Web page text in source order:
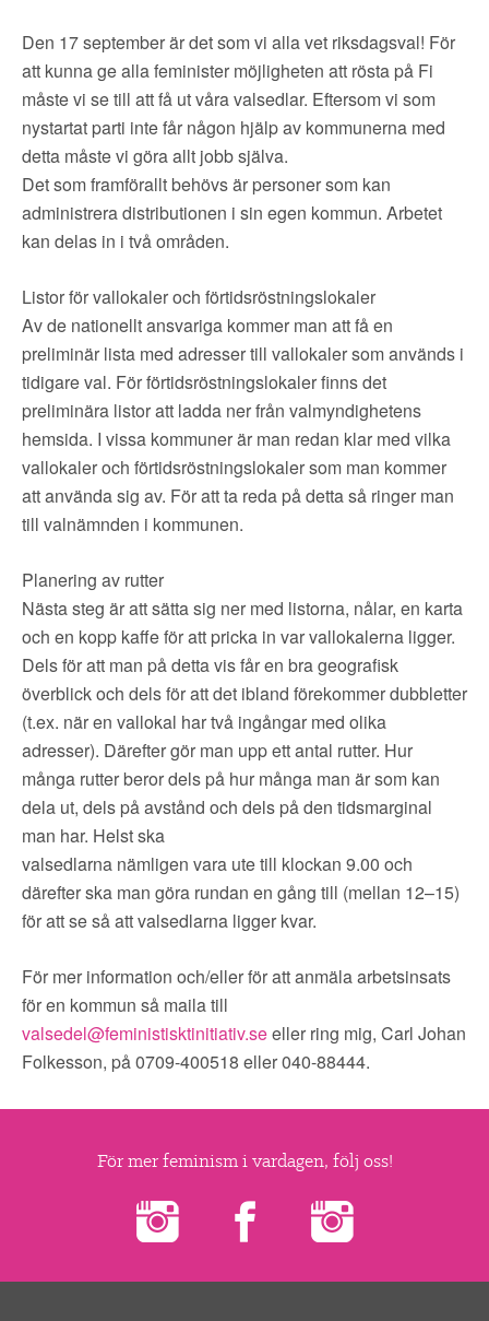
Den 17 september är det som vi alla vet riksdagsval! För
att kunna ge alla feminister möjligheten att rösta på Fi
måste vi se till att få ut våra valsedlar. Eftersom vi som
nystartat parti inte får någon hjälp av kommunerna med
detta måste vi göra allt jobb själva.
Det som framförallt behövs är personer som kan
administrera distributionen i sin egen kommun. Arbetet
kan delas in i två områden.
Listor för vallokaler och förtidsröstningslokaler
Av de nationellt ansvariga kommer man att få en
preliminär lista med adresser till vallokaler som används i
tidigare val. För förtidsröstningslokaler finns det
preliminära listor att ladda ner från valmyndighetens
hemsida. I vissa kommuner är man redan klar med vilka
vallokaler och förtidsröstningslokaler som man kommer
att använda sig av. För att ta reda på detta så ringer man
till valnämnden i kommunen.
Planering av rutter
Nästa steg är att sätta sig ner med listorna, nålar, en karta
och en kopp kaffe för att pricka in var vallokalerna ligger.
Dels för att man på detta vis får en bra geografisk
överblick och dels för att det ibland förekommer dubbletter
(t.ex. när en vallokal har två ingångar med olika
adresser). Därefter gör man upp ett antal rutter. Hur
många rutter beror dels på hur många man är som kan
dela ut, dels på avstånd och dels på den tidsmarginal
man har. Helst ska
valsedlarna nämligen vara ute till klockan 9.00 och
därefter ska man göra rundan en gång till (mellan 12–15)
för att se så att valsedlarna ligger kvar.
För mer information och/eller för att anmäla arbetsinsats
för en kommun så maila till
valsedel@feministisktinitiativ.seeller ring mig, Carl Johan
Folkesson, på 0709-400518 eller 040-88444.
För mer feminism i vardagen, följ oss!